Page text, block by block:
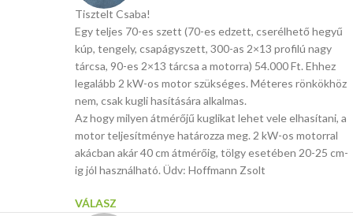
Tisztelt Csaba!
Egy teljes 70-es szett (70-es edzett, cserélhető hegyű
kúp, tengely, csapágyszett, 300-as 2×13 profilú nagy
tárcsa, 90-es 2×13 tárcsa a motorra) 54.000 Ft. Ehhez
legalább 2 kW-os motor szükséges. Méteres rönkökhöz
nem, csak kugli hasítására alkalmas.
Az hogy milyen átmérőjű kuglikat lehet vele elhasítani, a
motor teljesítménye határozza meg. 2 kW-os motorral
akácban akár 40 cm átmérőig, tölgy esetében 20-25 cm-
ig jól használható. Üdv: Hoffmann Zsolt
VÁLASZ